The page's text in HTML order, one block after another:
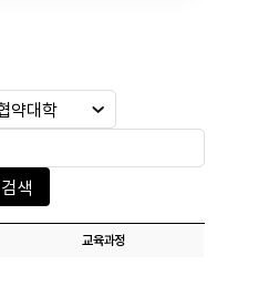
검색
교육과정